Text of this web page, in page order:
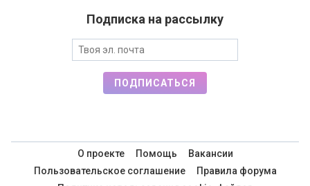
Подписка на рассылку
ПОДПИСАТЬСЯ
О проекте Помощь
Вакансии
Пользовательское соглашение
Правила форума